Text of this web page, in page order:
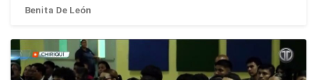
Benita De León